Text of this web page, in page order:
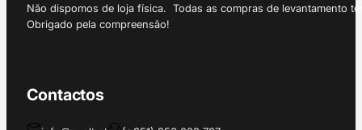
Não dispomos de loja física. Todas as compras de levantamento
Obrigado pela compreensão!
Contactos